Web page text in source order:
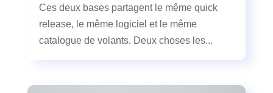
Ces deux bases partagent le même quick
release, le même logiciel et le même
catalogue de volants. Deux choses les...